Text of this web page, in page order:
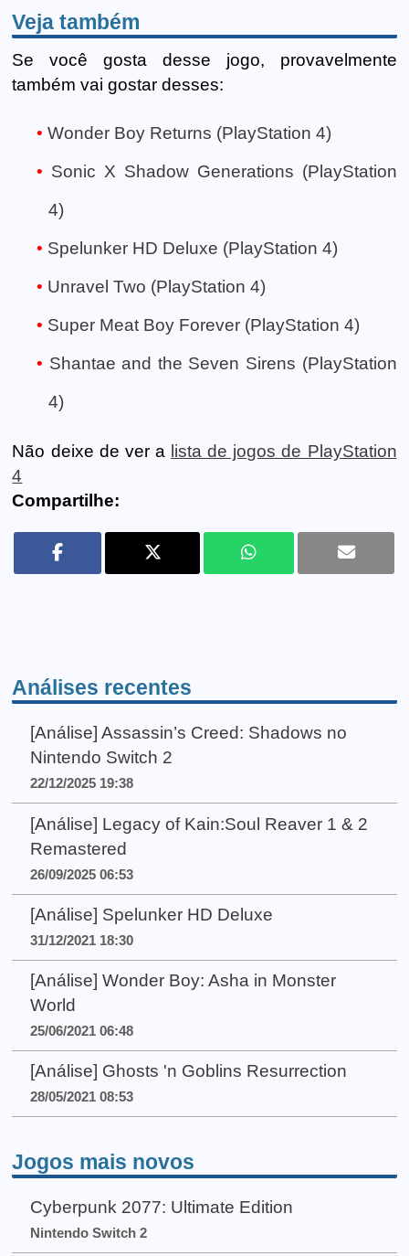
Veja também
Se você gosta desse jogo, provavelmente
também vai gostar desses:
Wonder Boy Returns (PlayStation 4)
Sonic X Shadow Generations (PlayStation
4)
Spelunker HD Deluxe (PlayStation 4)
Unravel Two (PlayStation 4)
Super Meat Boy Forever (PlayStation 4)
Shantae and the Seven Sirens (PlayStation
4)
Não deixe de ver a lista de jogos de PlayStation
4
Compartilhe:
Análises recentes
[Análise] Assassin’s Creed: Shadows no
Nintendo Switch 2
22/12/2025 19:38
[Análise] Legacy of Kain:Soul Reaver 1 & 2
Remastered
26/09/2025 06:53
[Análise] Spelunker HD Deluxe
31/12/2021 18:30
[Análise] Wonder Boy: Asha in Monster
World
25/06/2021 06:48
[Análise] Ghosts 'n Goblins Resurrection
28/05/2021 08:53
Jogos mais novos
Cyberpunk 2077: Ultimate Edition
Nintendo Switch 2